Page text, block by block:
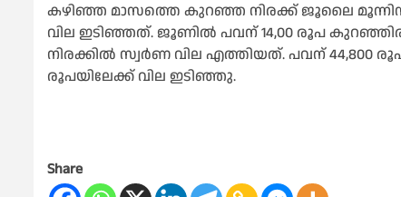
കഴിഞ്ഞ മാസത്തെ കുറഞ്ഞ നിരക്ക് ജൂലൈ
വില ഇടിഞ്ഞത്. ജൂണിൽ പവന് 14,00 രൂപ
നിരക്കിൽ സ്വർണ വില എത്തിയത്. പവന് 44,800
രൂപയിലേക്ക് വില ഇടിഞ്ഞു.
Share